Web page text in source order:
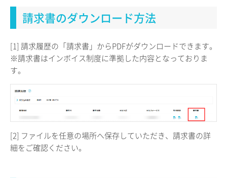
請求書のダウンロード方法
[1] 請求履歴の「請求書」からPDFがダウンロードできます。
※請求書はインボイス制度に準拠した内容となっておりま
す。
[2] ファイルを任意の場所へ保存していただき、請求書の詳
細をご確認ください。